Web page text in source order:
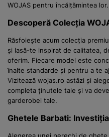
WOJAS pentru încălțămintea lor.
Descoperă Colecția
Răsfoiește acum colecția
și lasă-te inspirat de calitatea,
oferim. Fiecare model este
înalte standarde și pentru a te
Vizitează wojas.ro astăzi și
completa ținutele tale și va
garderobei tale.
Ghetele Barbati: